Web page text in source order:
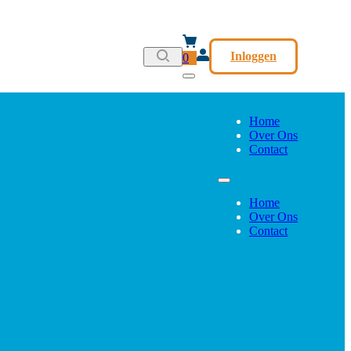
0 Inloggen
Home
Over Ons
Contact
Home
Over Ons
Contact